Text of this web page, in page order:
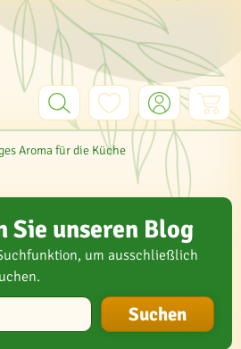
Aroma für die Küche
Sie unseren Blog
um ausschließlich